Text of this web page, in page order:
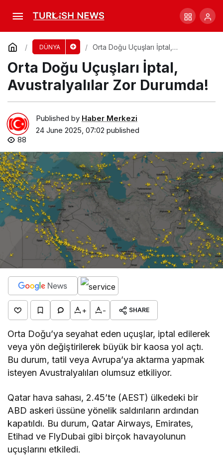
DÜNYA
Orta Doğu Uçuşları İptal,
Orta Doğu Uçuşları İptal,
Avustralyalılar Zor Durumda!
Published by Haber Merkezi
24 June 2025, 07:02 published
88
+ - SHARE
Orta Doğu’ya seyahat eden uçuşlar, iptal edilerek
veya yön değiştirilerek büyük bir kaosa yol açtı.
Bu durum, tatil veya Avrupa’ya aktarma yapmak
isteyen Avustralyalıları olumsuz etkiliyor.
Qatar hava sahası, 2.45’te (AEST) ülkedeki bir
ABD askeri üssüne yönelik saldırıların ardından
kapatıldı. Bu durum, Qatar Airways, Emirates,
Etihad ve FlyDubai gibi birçok havayolunun
uçuşlarını etkiledi.
Endonezya’da Uyuşturucu Operasyonu: 285
Gözaltı
Comment Share